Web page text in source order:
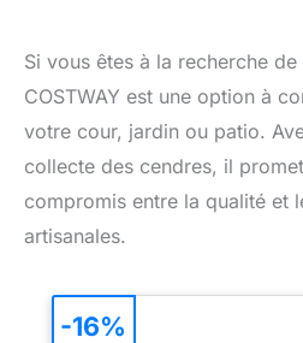
Si vous êtes à la recherche
COSTWAY est une option à
votre cour, jardin ou patio.
collecte des cendres, il
compromis entre la qualité et
artisanales.
-16%